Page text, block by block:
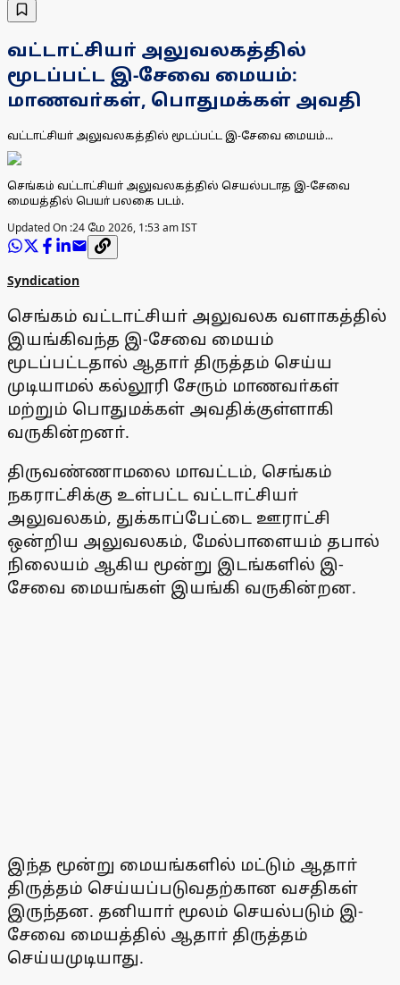
வட்டாட்சியா் அலுவலகத்தில்
மூடப்பட்ட இ-சேவை மையம்:
மாணவா்கள், பொதுமக்கள் அவதி
வட்டாட்சியா் அலுவலகத்தில் மூடப்பட்ட இ-சேவை மையம்...
செங்கம் வட்டாட்சியா் அலுவலகத்தில் செயல்படாத இ-சேவை
மையத்தில் பெயா் பலகை படம்.
Updated On :24 மே 2026, 1:53 am IST
Syndication
செங்கம் வட்டாட்சியா் அலுவலக வளாகத்தில்
இயங்கிவந்த இ-சேவை மையம்
மூடப்பட்டதால் ஆதாா் திருத்தம் செய்ய
முடியாமல் கல்லூரி சேரும் மாணவா்கள்
மற்றும் பொதுமக்கள் அவதிக்குள்ளாகி
வருகின்றனா்.
திருவண்ணாமலை மாவட்டம், செங்கம்
நகராட்சிக்கு உள்பட்ட வட்டாட்சியா்
அலுவலகம், துக்காப்பேட்டை ஊராட்சி
ஒன்றிய அலுவலகம், மேல்பாளையம் தபால்
நிலையம் ஆகிய மூன்று இடங்களில் இ-
சேவை மையங்கள் இயங்கி வருகின்றன.
இந்த மூன்று மையங்களில் மட்டும் ஆதாா்
திருத்தம் செய்யப்படுவதற்கான வசதிகள்
இருந்தன. தனியாா் மூலம் செயல்படும் இ-
சேவை மையத்தில் ஆதாா் திருத்தம்
செய்யமுடியாது.